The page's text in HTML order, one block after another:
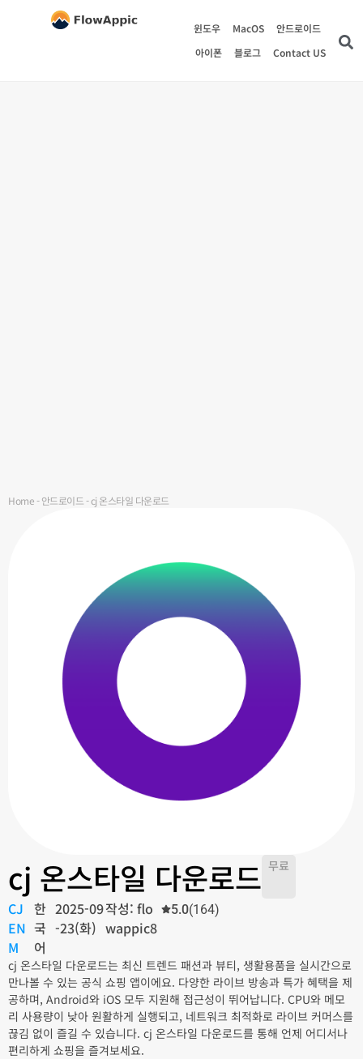
윈도우 MacOS
안드로이드
아이폰
블로그 Contact US
Home-안드로이드-cj 온스타일 다운로드
cj 온스타일 다운로드 무료
CJ
EN
M
한
국
어
2025-09
-23(화)
작성: flo
wappic8
5.0(164)
cj 온스타일 다운로드는 최신 트렌드 패션과 뷰티, 생활용품을 실시간으로
만나볼 수 있는 공식 쇼핑 앱이에요. 다양한 라이브 방송과 특가 혜택을 제
공하며, Android와 iOS 모두 지원해 접근성이 뛰어납니다. CPU와 메모
리 사용량이 낮아 원활하게 실행되고, 네트워크 최적화로 라이브 커머스를
끊김 없이 즐길 수 있습니다. cj 온스타일 다운로드를 통해 언제 어디서나
편리하게 쇼핑을 즐겨보세요.